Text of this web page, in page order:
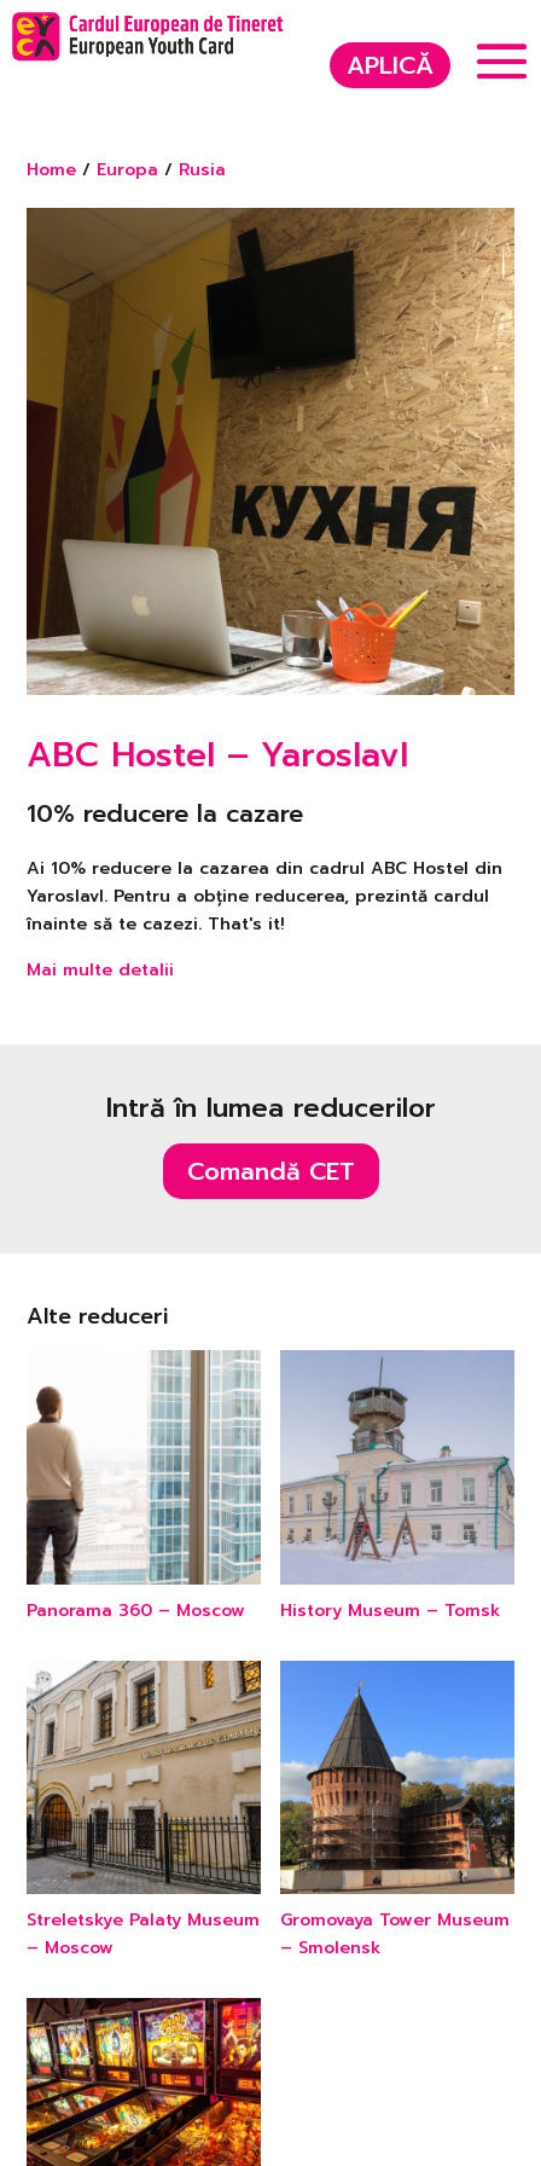
APLICĂ
Home / Europa / Rusia
ABC Hostel – Yaroslavl
10% reducere la cazare
Ai 10% reducere la cazarea din cadrul ABC Hostel din
Yaroslavl. Pentru a obține reducerea, prezintă cardul
înainte să te cazezi. That's it!
Mai multe detalii
Intră în lumea reducerilor
Comandă CET
Alte reduceri
Panorama 360 – Moscow History Museum – Tomsk
Streletskye Palaty Museum
– Moscow
Gromovaya Tower Museum
– Smolensk